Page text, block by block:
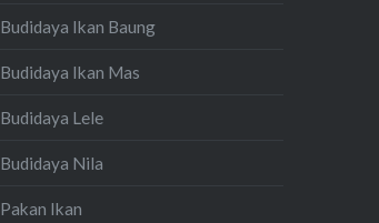
Budidaya Ikan Baung
Budidaya Ikan Mas
Budidaya Lele
Budidaya Nila
Pakan Ikan